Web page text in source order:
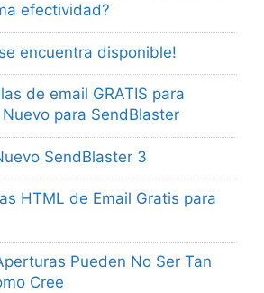
efectividad?
encuentra disponible!
de email GRATIS para
para SendBlaster
SendBlaster 3
HTML de Email Gratis para
Pueden No Ser Tan
Cree